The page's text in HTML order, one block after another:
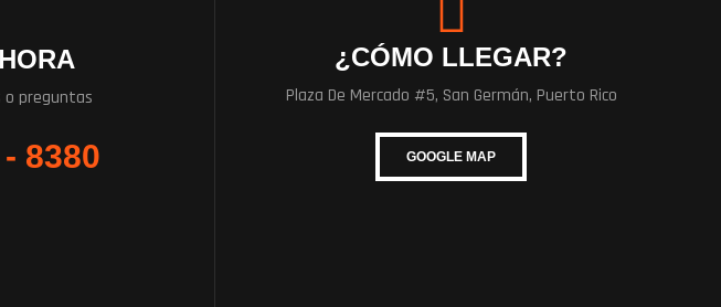
o preguntas
8380
¿CÓMO LLEGAR?
Plaza De Mercado #5, San Germán, Puerto Rico
GOOGLE MAP